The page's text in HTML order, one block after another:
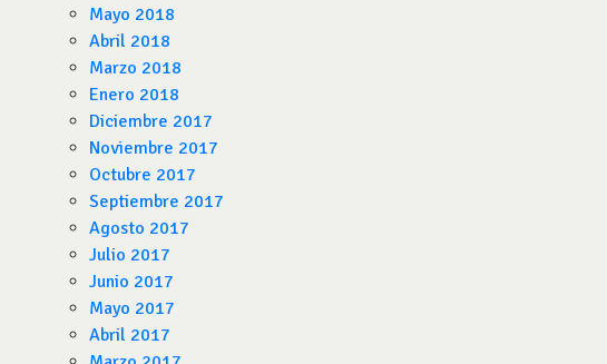
Mayo 2018
Abril 2018
Marzo 2018
Enero 2018
Diciembre 2017
Noviembre 2017
Octubre 2017
Septiembre 2017
Agosto 2017
Julio 2017
Junio 2017
Mayo 2017
Abril 2017